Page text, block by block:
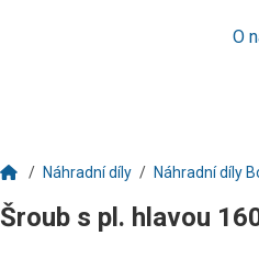
O
Náhradní díly Náhradní díly
Šroub s pl. hlavou